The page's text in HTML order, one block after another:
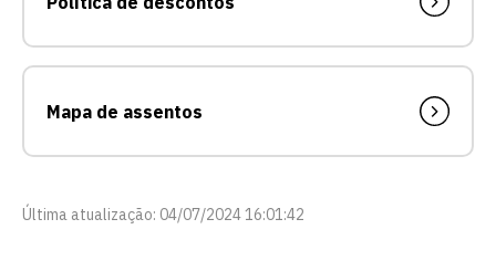
Mapa de assentos
Última atualização: 04/07/2024 16:01:42